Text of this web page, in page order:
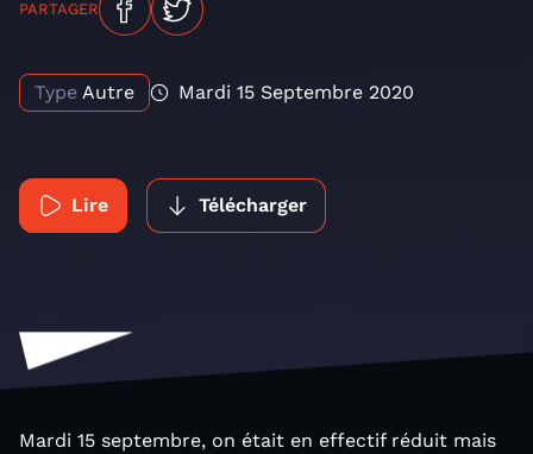
PARTAGER
Type Autre Mardi 15 Septembre 2020
Lire Télécharger
Mardi 15 septembre, on était en effectif réduit mais